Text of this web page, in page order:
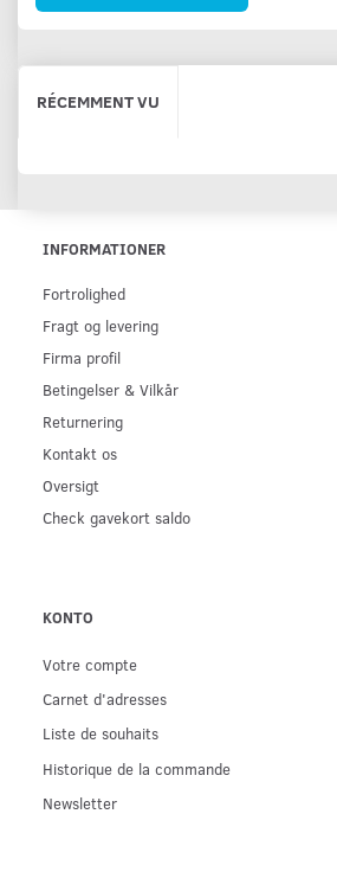
RÉCEMMENT VU
INFORMATIONER
Fortrolighed
Fragt og levering
Firma profil
Betingelser & Vilkår
Returnering
Kontakt os
Oversigt
Check gavekort saldo
KONTO
Votre compte
Carnet d'adresses
Liste de souhaits
Historique de la commande
Newsletter